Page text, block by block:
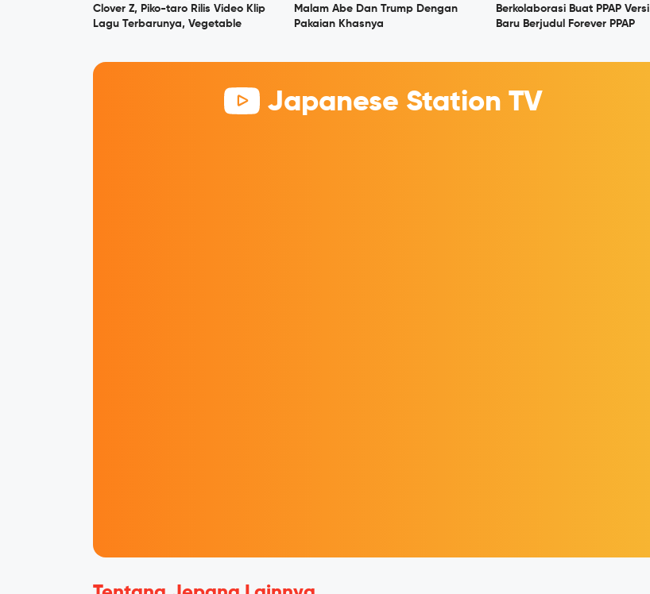
Clover Z, Piko-taro Rilis Video Klip
Lagu Terbarunya, Vegetable
Malam Abe Dan Trump Dengan
Pakaian Khasnya
Berkolaborasi Buat PPAP Versi
Baru Berjudul Forever PPAP
Japanese Station TV